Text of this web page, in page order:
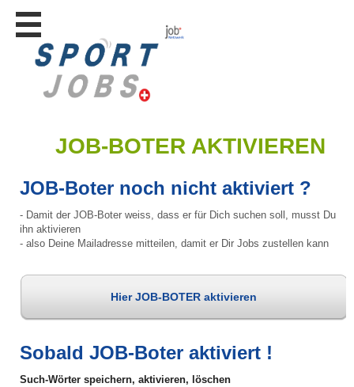
Stellen
finden
inserieren
Personalberatungen
WERBUNG
publizieren
JOB-
App's
finden
gratis
JOB-BOTER AKTIVIEREN
JOB-Boter noch nicht aktiviert ?
- Damit der JOB-Boter weiss, dass er für Dich suchen soll, musst Du
ihn aktivieren
- also Deine Mailadresse mitteilen, damit er Dir Jobs zustellen kann
Hier JOB-BOTER aktivieren
Sobald JOB-Boter aktiviert !
Such-Wörter speichern, aktivieren, löschen